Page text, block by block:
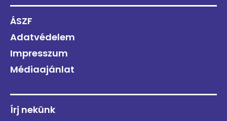
ÁSZF
Adatvédelem
Impresszum
Médiaajánlat
Írj nekünk